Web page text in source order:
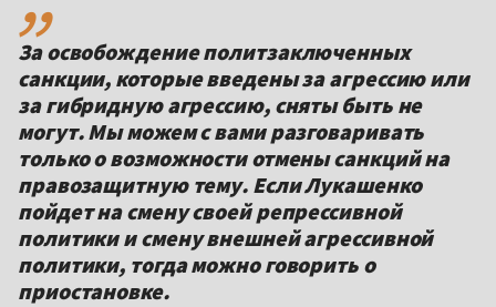
За освобождение политзаключенных
санкции, которые введены за агрессию или
за гибридную агрессию, сняты быть не
могут. Мы можем с вами разговаривать
только о возможности отмены санкций на
правозащитную тему. Если Лукашенко
пойдет на смену своей репрессивной
политики и смену внешней агрессивной
политики, тогда можно говорить о
приостановке.